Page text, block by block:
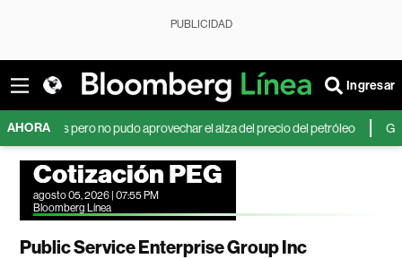
PUBLICIDAD
Ingresar
AHORApero no pudo aprovechar el alza del precio del petróleo Grupo
Cotización PEG
agosto 05, 2026 | 07:55 PM
Bloomberg Línea
Public Service Enterprise Group Inc